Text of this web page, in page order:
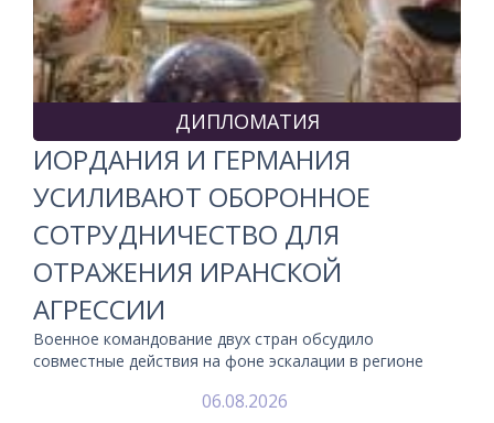
ДИПЛОМАТИЯ
ИОРДАНИЯ И ГЕРМАНИЯ
УСИЛИВАЮТ ОБОРОННОЕ
СОТРУДНИЧЕСТВО ДЛЯ
ОТРАЖЕНИЯ ИРАНСКОЙ
АГРЕССИИ
Военное командование двух стран обсудило
совместные действия на фоне эскалации в регионе
06.08.2026